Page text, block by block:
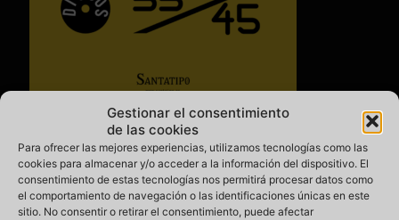
Gestionar el consentimiento
de las cookies
Para ofrecer las mejores experiencias, utilizamos tecnologías como las
cookies para almacenar y/o acceder a la información del dispositivo. El
consentimiento de estas tecnologías nos permitirá procesar datos como
el comportamiento de navegación o las identificaciones únicas en este
sitio. No consentir o retirar el consentimiento, puede afectar
Miembro